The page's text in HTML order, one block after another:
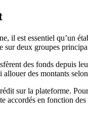
il est essentiel
deux groupes
des fonds depuis
des montants
sur la plateforme.
accordés en fonction